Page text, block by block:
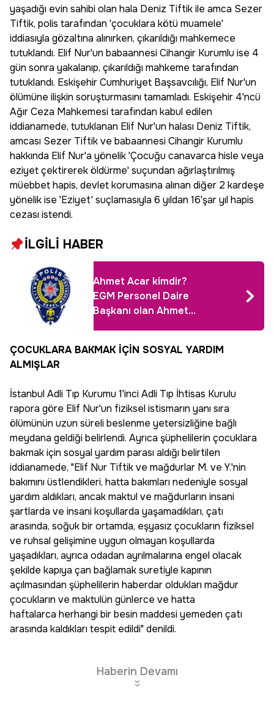
yaşadığı evin sahibi olan hala Deniz Tiftik ile amca Sezer
Tiftik, polis tarafından 'çocuklara kötü muamele'
iddiasıyla gözaltına alınırken, çıkarıldığı mahkemece
tutuklandı. Elif Nur'un babaannesi Cihangir Kurumlu ise 4
gün sonra yakalanıp, çıkarıldığı mahkeme tarafından
tutuklandı. Eskişehir Cumhuriyet Başsavcılığı, Elif Nur'un
ölümüne ilişkin soruşturmasını tamamladı. Eskişehir 4'ncü
Ağır Ceza Mahkemesi tarafından kabul edilen
iddianamede, tutuklanan Elif Nur'un halası Deniz Tiftik,
amcası Sezer Tiftik ve babaannesi Cihangir Kurumlu
hakkında Elif Nur'a yönelik 'Çocuğu canavarca hisle veya
eziyet çektirerek öldürme' suçundan ağırlaştırılmış
müebbet hapis, devlet korumasına alınan diğer 2 kardeşe
yönelik ise 'Eziyet' suçlamasıyla 6 yıldan 16'şar yıl hapis
cezası istendi.
İLGİLİ HABER
Ahmet Acar kimdir?
EGM Personel Daire
Başkanı olan Ahmet
görevlerde bulundu?
ÇOCUKLARA BAKMAK İÇİN SOSYAL YARDIM
ALMIŞLAR
İstanbul Adli Tıp Kurumu 1'inci Adli Tıp İhtisas Kurulu
rapora göre Elif Nur'un fiziksel istismarın yanı sıra
ölümünün uzun süreli beslenme yetersizliğine bağlı
meydana geldiği belirlendi. Ayrıca şüphelilerin çocuklara
bakmak için sosyal yardım parası aldığı belirtilen
iddianamede, "Elif Nur Tiftik ve mağdurlar M. ve Y.'nin
bakımını üstlendikleri, hatta bakımları nedeniyle sosyal
yardım aldıkları, ancak maktul ve mağdurların insani
şartlarda ve insani koşullarda yaşamadıkları, çatı
arasında, soğuk bir ortamda, eşyasız çocukların fiziksel
ve ruhsal gelişimine uygun olmayan koşullarda
yaşadıkları, ayrıca odadan ayrılmalarına engel olacak
şekilde kapıya çan bağlamak suretiyle kapının
açılmasından şüphelilerin haberdar oldukları mağdur
çocukların ve maktulün günlerce ve hatta
haftalarca herhangi bir besin maddesi yemeden çatı
arasında kaldıkları tespit edildi" denildi.
Haberin Devamı